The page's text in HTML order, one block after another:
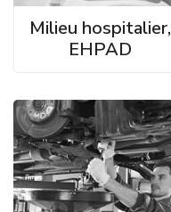
Milieu hospitalier,
EHPAD